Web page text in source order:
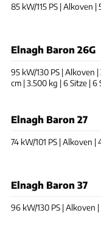
85 kW/115 PS | Alkoven |
Elnagh Baron 26G
95 kW/130 PS | Alkoven
cm | 3.500 kg | 6 Sitze | 6
Elnagh Baron 27
74 kW/101 PS | Alkoven |
Elnagh Baron 37
96 kW/130 PS | Alkoven